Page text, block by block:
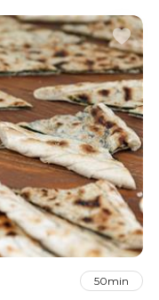
prilog često se
s roštilja.
50min